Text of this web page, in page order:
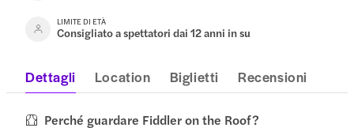
LIMITE DI ETÀ
Consigliato a spettatori dai 12 anni in su
Dettagli Location Biglietti Recensioni
Perché guardare Fiddler on the Roof?